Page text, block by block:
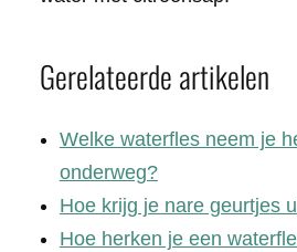
Gerelateerde artikelen
Welke waterfles neem je
onderweg?
Hoe krijg je nare geurtjes
Hoe herken je een